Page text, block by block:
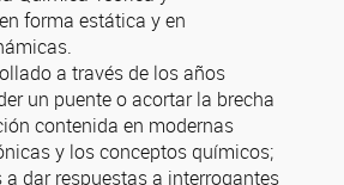
forma estática y en
a través de los años
un puente o acortar la brecha
contenida en modernas
y los conceptos químicos;
dar respuestas a interrogantes